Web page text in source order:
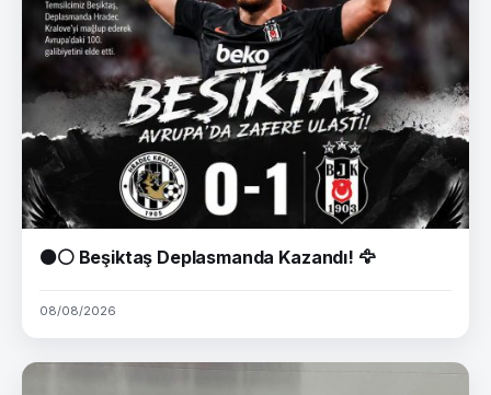
⚫⚪ Beşiktaş Deplasmanda Kazandı! 🦅
08/08/2026